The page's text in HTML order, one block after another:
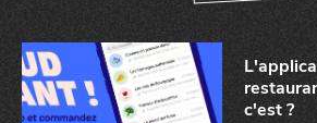
c'est ?